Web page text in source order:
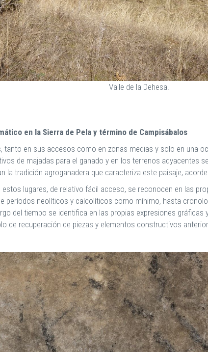
Valle de la Dehesa.
en la Sierra de Pela y término de Campisábalos
tanto en sus accesos como en zonas medias y solo en una
de majadas para el ganado y en los terrenos adyacentes
la tradición agroganadera que caracteriza este paisaje,
lugares, de relativo fácil acceso, se reconocen en las
períodos neolíticos y calcolíticos como mínimo, hasta
del tiempo se identifica en las propias expresiones
de recuperación de piezas y elementos constructivos